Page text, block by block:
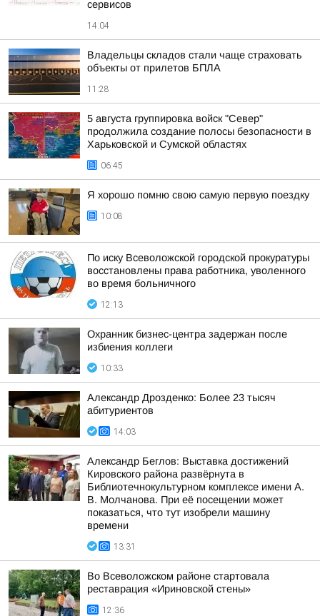
сервисов
14:04
Владельцы складов стали чаще страховать
объекты от прилетов БПЛА
11:28
5 августа группировка войск "Север"
продолжила создание полосы безопасности в
Харьковской и Сумской областях
06:45
Я хорошо помню свою самую первую поездку
10:08
По иску Всеволожской городской прокуратуры
восстановлены права работника, уволенного
во время больничного
12:13
Охранник бизнес-центра задержан после
избиения коллеги
10:33
Александр Дрозденко: Более 23 тысяч
абитуриентов
14:03
Александр Беглов: Выставка достижений
Кировского района развёрнута в
Библиотечнокультурном комплексе имени А.
В. Молчанова. При её посещении может
показаться, что тут изобрели машину
времени
13:31
Во Всеволожском районе стартовала
реставрация «Ириновской стены»
12:36